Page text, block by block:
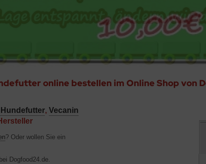
online bestellen im Online Shop von
,Vecanin
? Oder wollen Sie ein
Dogfood24.de.